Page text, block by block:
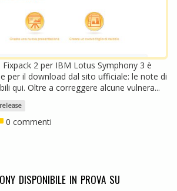
2 per IBM Lotus Symphony 3 è
per il download dal sito ufficiale: le note di
qui. Oltre a correggere alcune vulnera...
release
0 commenti
disponibile in prova su